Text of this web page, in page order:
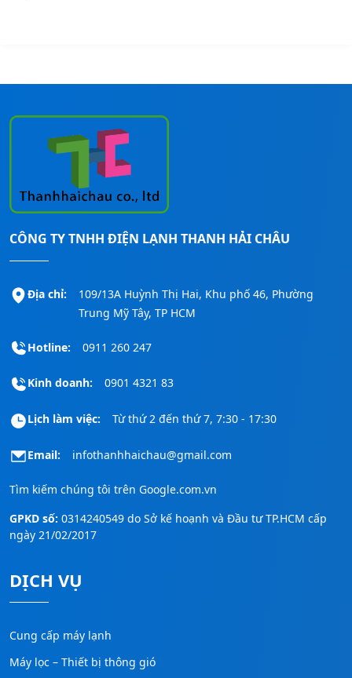
CÔNG TY TNHH ĐIỆN LẠNH THANH HẢI CHÂU
Địa chỉ:
109/13A Huỳnh Thị Hai, Khu phố 46, Phường
Trung Mỹ Tây, TP HCM
Hotline: 0911 260 247
Kinh doanh: 0901 4321 83
Lịch làm việc: Từ thứ 2 đến thứ 7, 7:30 - 17:30
Email: infothanhhaichau@gmail.com
Tìm kiếm chúng tôi trên Google.com.vn
GPKD số: 0314240549 do Sở kế hoạnh và Đầu tư TP.HCM cấp
ngày 21/02/2017
DỊCH VỤ
Cung cấp máy lạnh
Máy lọc – Thiết bị thông gió